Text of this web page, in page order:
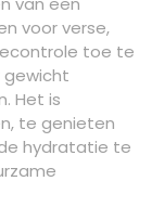
voor verse,
toe te
gewicht
Het is
te genieten
hydratatie te